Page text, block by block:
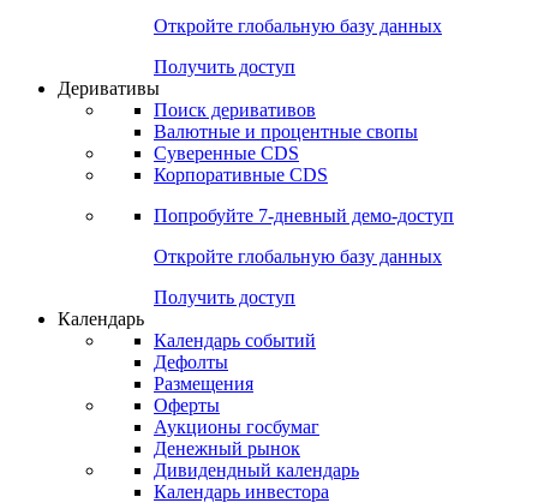
Откройте глобальную базу данных
Получить доступ
Деривативы
Поиск деривативов
Валютные и процентные свопы
Суверенные CDS
Корпоративные CDS
Попробуйте 7-дневный демо-доступ
Откройте глобальную базу данных
Получить доступ
Календарь
Календарь событий
Дефолты
Размещения
Оферты
Аукционы госбумаг
Денежный рынок
Дивидендный календарь
Календарь инвестора